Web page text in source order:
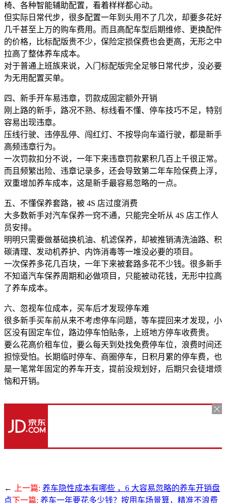
椅、各种智能辅助配置，看着样样都心动。
但实际日常代步，很多配置一年到头用不了几次，却要多花好
几千甚至上万的购车费用。而且高配车型后期维修、更换配件
的价格，比标配版贵不少，保险定损保费也会更高，无形之中
拉高了整体养车成本。
对于普通上班族来说，入门标配版完全足够日常代步，没必要
为无用配置买单。
四、新手开车易违章，罚款成固定额外开销
刚上路的新手，路况不熟、标线看不懂、停车技巧不足，特别
容易出现违章。
压线行驶、违停乱停、闯红灯、不按导向车道行驶，都是新手
高频违章行为。
一次罚款扣分不说，一年下来违章罚款累积几百上千很正常。
而且频繁出险、违章记录多，还会导致第二年车险保费上浮，
双重增加养车成本，这是新手最容易忽略的一点。
五、不懂保养套路，被 4S 店过度消费
大多数新手对汽车保养一窍不通，只能完全听从 4S 店工作人
员安排。
明明只需要做基础换机油、机滤保养，却被推销清洗油路、积
碳清理、发动机养护、内饰消毒等一堆没必要的项目。
一次保养多花几百块，一年下来被套路多花不少钱。很多新手
不知道汽车保养周期和必做项目，只能被动花钱，无形中拉高
了养车成本。
六、忽视车位成本，买车后才发现停车难
很多新手买车前从来不考虑停车问题，等车提回来才发现，小
区没有固定车位，路边停车怕贴条，上班地方停车收费贵。
要么花高价租车位，要么每天到处找免费停车位，浪费时间还
担惊受怕。长期临时停车、商圈停车，日积月累的停车费，也
是一笔常年固定的养车开支，提前没规划好，后期只会徒增烦
恼和开销。
← 上一篇: 养车隐性成本有哪些 ，6 大容易忽略的养车开销盘
点下一篇: 养车一年要花多少钱？按用车场景算，精准不浪费